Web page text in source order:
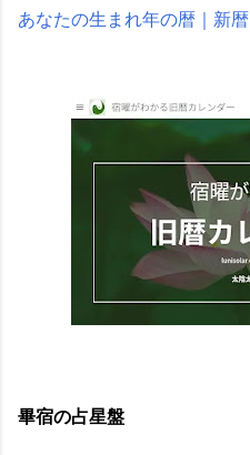
あなたの生まれ年の暦｜新
畢宿の占星盤